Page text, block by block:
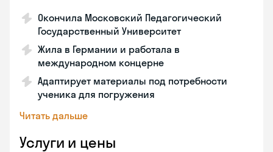
Окончила Московский Педагогический
Государственный Университет
Жила в Германии и работала в
международном концерне
Адаптирует материалы под потребности
ученика для погружения
Читать дальше
Услуги и цены